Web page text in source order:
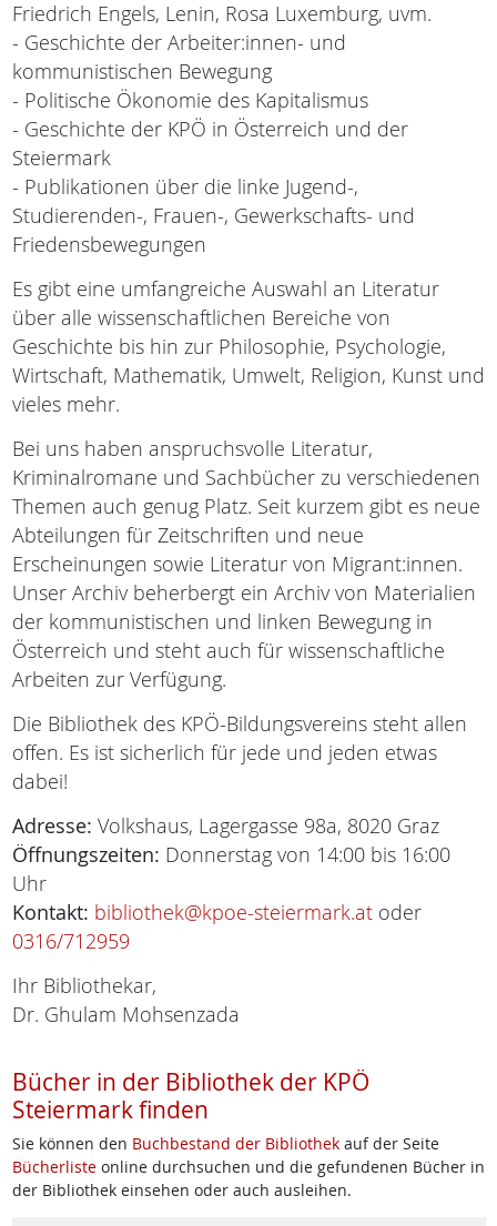
Friedrich Engels, Lenin, Rosa Luxemburg, uvm.
- Geschichte der Arbeiter:innen- und
kommunistischen Bewegung
- Politische Ökonomie des Kapitalismus
- Geschichte der KPÖ in Österreich und der
Steiermark
- Publikationen über die linke Jugend-,
Studierenden-, Frauen-, Gewerkschafts- und
Friedensbewegungen
Es gibt eine umfangreiche Auswahl an Literatur
über alle wissenschaftlichen Bereiche von
Geschichte bis hin zur Philosophie, Psychologie,
Wirtschaft, Mathematik, Umwelt, Religion, Kunst und
vieles mehr.
Bei uns haben anspruchsvolle Literatur,
Kriminalromane und Sachbücher zu verschiedenen
Themen auch genug Platz. Seit kurzem gibt es neue
Abteilungen für Zeitschriften und neue
Erscheinungen sowie Literatur von Migrant:innen.
Unser Archiv beherbergt ein Archiv von Materialien
der kommunistischen und linken Bewegung in
Österreich und steht auch für wissenschaftliche
Arbeiten zur Verfügung.
Die Bibliothek des KPÖ-Bildungsvereins steht allen
offen. Es ist sicherlich für jede und jeden etwas
dabei!
Adresse: Volkshaus, Lagergasse 98a, 8020 Graz
Öffnungszeiten: Donnerstag von 14:00 bis 16:00
Uhr
Kontakt: bibliothek@kpoe-steiermark.atoder
0316/712959
Ihr Bibliothekar,
Dr. Ghulam Mohsenzada
Bücher in der Bibliothek der KPÖ
Steiermark finden
Sie können den Buchbestand der Bibliothekauf der Seite
Bücherlisteonline durchsuchen und die gefundenen Bücher in
der Bibliothek einsehen oder auch ausleihen.